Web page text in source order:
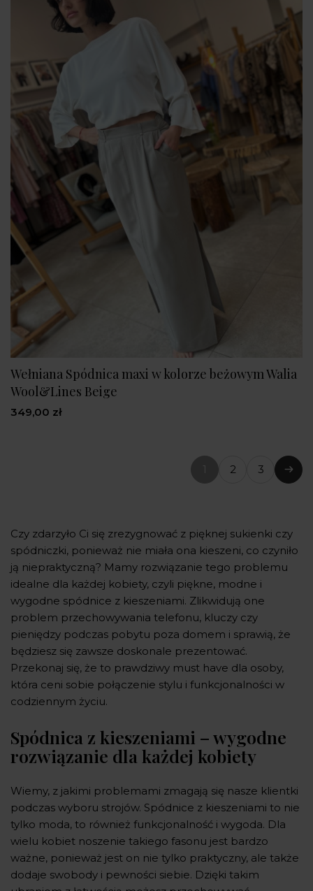
Wełniana Spódnica maxi w kolorze beżowym Walia
Wool&Lines Beige
349,00 zł
1(bieżąca
strona)
2 3
Czy zdarzyło Ci się zrezygnować z pięknej sukienki czy
spódniczki, ponieważ nie miała ona kieszeni, co czyniło
ją niepraktyczną? Mamy rozwiązanie tego problemu
idealne dla każdej kobiety, czyli piękne, modne i
wygodne spódnice z kieszeniami. Zlikwidują one
problem przechowywania telefonu, kluczy czy
pieniędzy podczas pobytu poza domem i sprawią, że
będziesz się zawsze doskonale prezentować.
Przekonaj się, że to prawdziwy must have dla osoby,
która ceni sobie połączenie stylu i funkcjonalności w
codziennym życiu.
Spódnica z kieszeniami – wygodne
rozwiązanie dla każdej kobiety
Wiemy, z jakimi problemami zmagają się nasze klientki
podczas wyboru strojów. Spódnice z kieszeniami to nie
tylko moda, to również funkcjonalność i wygoda. Dla
wielu kobiet noszenie takiego fasonu jest bardzo
ważne, ponieważ jest on nie tylko praktyczny, ale także
dodaje swobody i pewności siebie. Dzięki takim